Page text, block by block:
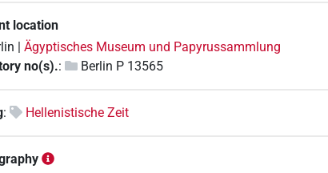
location
|Ägyptisches Museum und Papyrussammlung
no(s).: Berlin P 13565
: Hellenistische Zeit